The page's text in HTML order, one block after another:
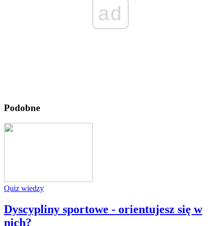
ad
Podobne
Quiz wiedzy
Dyscypliny sportowe - orientujesz się w
nich?